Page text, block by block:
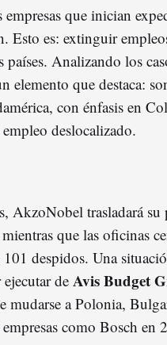
que inician
Esto es: extinguir
países. Analizando los
elemento que destaca:
con énfasis en
deslocalizado.
AkzoNobel trasladará su
que las oficinas
101 despidos. Una
de Avis Budget
mudarse a Polonia,
como Bosch